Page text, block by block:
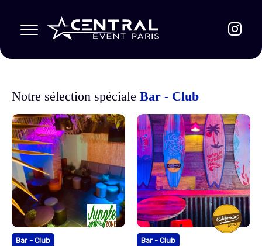
Notre sélection spéciale Bar - Club
Bar - Club Bar - Club